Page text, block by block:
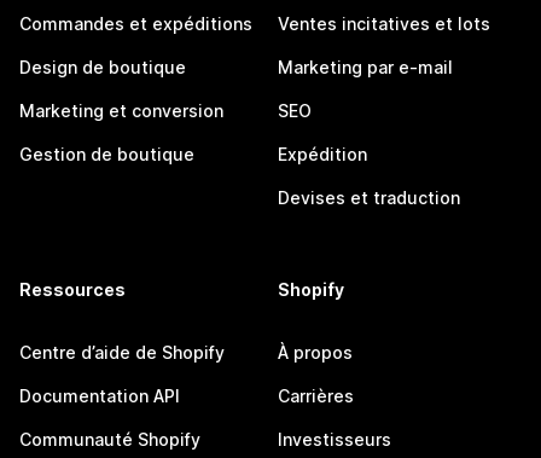
Commandes et expéditions
Design de boutique
Marketing et conversion
Gestion de boutique
Ventes incitatives et lots
Marketing par e-mail
SEO
Expédition
Devises et traduction
Ressources
Centre d’aide de Shopify
Documentation API
Communauté Shopify
Shopify
À propos
Carrières
Investisseurs